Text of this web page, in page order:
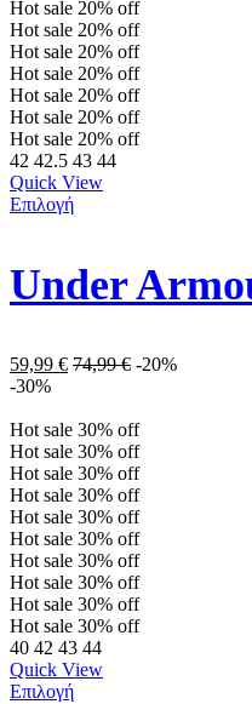
Hot sale 20% off
Hot sale 20% off
Hot sale 20% off
Hot sale 20% off
Hot sale 20% off
Hot sale 20% off
Hot sale 20% off
42 42.5 43 44
Quick View
Επιλογή
59,99 € 74,99€ -20%
-30%
Hot sale 30% off
Hot sale 30% off
Hot sale 30% off
Hot sale 30% off
Hot sale 30% off
Hot sale 30% off
Hot sale 30% off
Hot sale 30% off
Hot sale 30% off
Hot sale 30% off
40 42 43 44
Quick View
Επιλογή